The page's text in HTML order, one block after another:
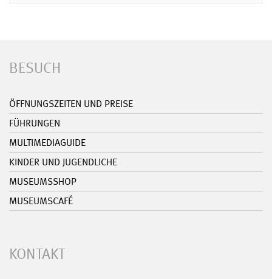
BESUCH
ÖFFNUNGSZEITEN UND PREISE
FÜHRUNGEN
MULTIMEDIAGUIDE
KINDER UND JUGENDLICHE
MUSEUMSSHOP
MUSEUMSCAFÉ
KONTAKT